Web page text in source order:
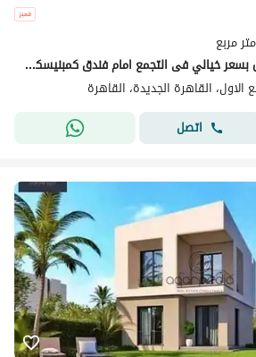
دوبلكس للبيع برووف خاص بسعر خيالي فى التجمع امام فندق كمبنيسكي فى taj city
القاهرة الجديدة، القاهرة
اتصل